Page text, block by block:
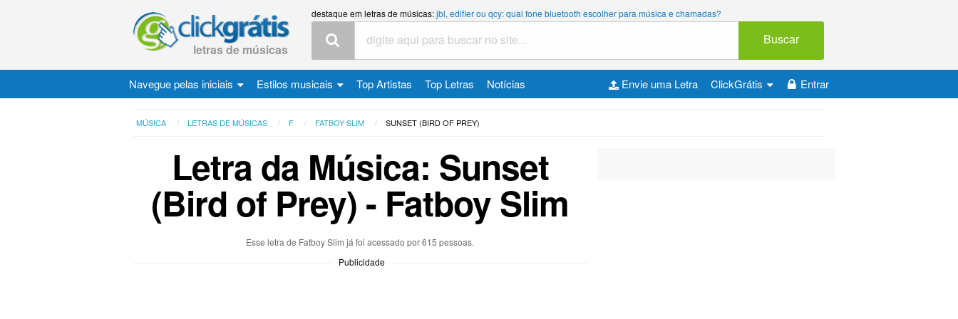
letras de músicas
destaque em letras de músicas:jbl, edifier ou qcy: qual fone bluetooth escolher para música e chamadas?
Buscar
Navegue pelas iniciais Estilos musicais Top Artistas Top Letras Notícias Entrar
ClickGrátis
Envie uma Letra
MÚSICA LETRAS DE MÚSICAS F FATBOY SLIM SUNSET (BIRD OF PREY)
Letra da Música: Sunset
(Bird of Prey) - Fatboy Slim
Esse letra de Fatboy Slim já foi acessado por 615 pessoas.
Publicidade